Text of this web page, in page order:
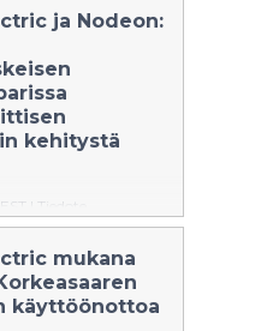
näin voidaan
voivat pelastaa
ja Nodeon:
kehitystä
| Tiedote
ja suomalainen
edistävät
mukana
käyttöönottoa